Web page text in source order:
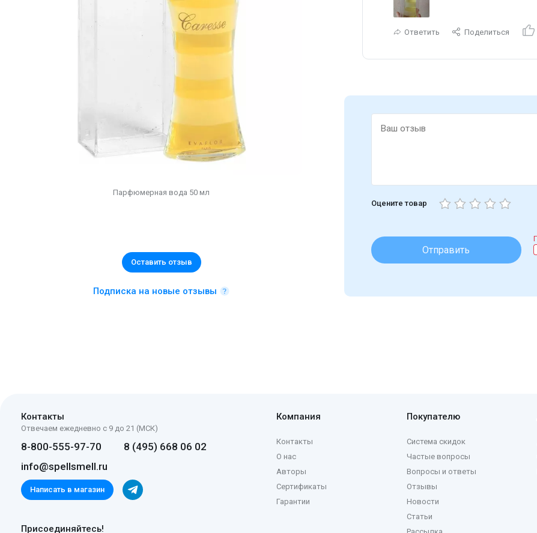
Парфюмерная вода 50 мл
Оставить отзыв
Подписка на новые отзывы
Ответить Поделиться
Оцените товар
Отправить
Контакты
Отвечаем ежедневно с 9 до 21 (МСК)
8-800-555-97-70
8 (495) 668 06 02
info@spellsmell.ru
Написать в магазин
Присоединяйтесь!
Компания
Контакты
О нас
Авторы
Сертификаты
Гарантии
Покупателю
Система скидок
Частые вопросы
Вопросы и ответы
Отзывы
Новости
Статьи